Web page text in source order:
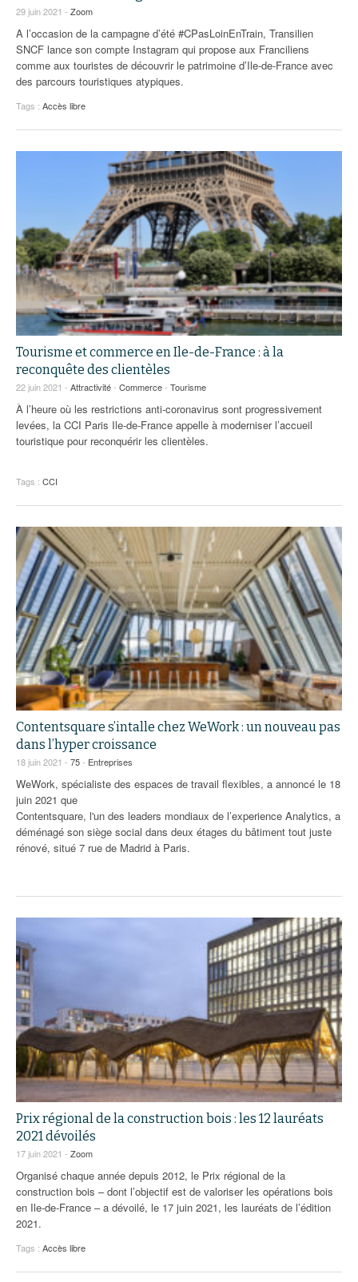
29 juin 2021 - Zoom
A l’occasion de la campagne d’été #CPasLoinEnTrain, Transilien
SNCF lance son compte Instagram qui propose aux Franciliens
comme aux touristes de découvrir le patrimoine d’Ile-de-France avec
des parcours touristiques atypiques.
Tags : Accès libre
Tourisme et commerce en Ile-de-France : à la
reconquête des clientèles
22 juin 2021 - Attractivité- Commerce- Tourisme
À l’heure où les restrictions anti-coronavirus sont progressivement
levées, la CCI Paris Ile-de-France appelle à moderniser l’accueil
touristique pour reconquérir les clientèles.
Tags : CCI
Contentsquare s’intalle chez WeWork : un nouveau pas
dans l’hyper croissance
18 juin 2021 - 75- Entreprises
WeWork, spécialiste des espaces de travail flexibles, a annoncé le 18
juin 2021 que
Contentsquare, l'un des leaders mondiaux de l’experience Analytics, a
déménagé son siège social dans deux étages du bâtiment tout juste
rénové, situé 7 rue de Madrid à Paris.
Prix régional de la construction bois : les 12 lauréats
2021 dévoilés
17 juin 2021 - Zoom
Organisé chaque année depuis 2012, le Prix régional de la
construction bois – dont l’objectif est de valoriser les opérations bois
en Ile-de-France – a dévoilé, le 17 juin 2021, les lauréats de l’édition
2021.
Tags : Accès libre